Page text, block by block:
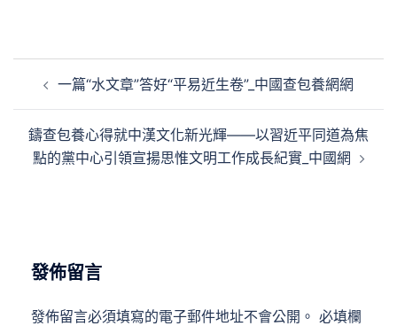
覽
一篇“水文章”答好“平易近生卷”_中國查包養網網
鑄查包養心得就中漢文化新光輝——以習近平同道為焦
點的黨中心引領宣揚思惟文明工作成長紀實_中國網
發佈留言
發佈留言必須填寫的電子郵件地址不會公開。 必填欄